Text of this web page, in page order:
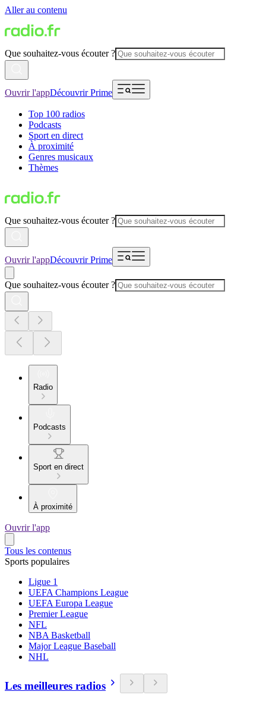
Aller au contenu
Que souhaitez-vous écouter ?
Ouvrir l'appDécouvrir Prime
Top 100 radios
Podcasts
Sport en direct
À proximité
Genres musicaux
Thèmes
Que souhaitez-vous écouter ?
Ouvrir l'appDécouvrir Prime
Que souhaitez-vous écouter ?
Radio
Podcasts
Sport en direct
À proximité
Ouvrir l'app
Tous les contenus
Sports populaires
Ligue 1
UEFA Champions League
UEFA Europa League
Premier League
NFL
NBA Basketball
Major League Baseball
NHL
Les meilleures radios